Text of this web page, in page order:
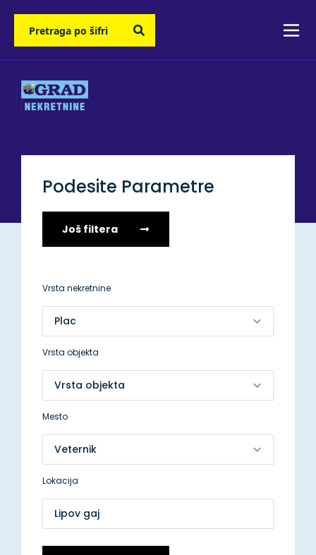
Podesite Parametre
Još filtera
Vrsta nekretnine
Vrsta objekta
Mesto
Lokacija
Lipov gaj